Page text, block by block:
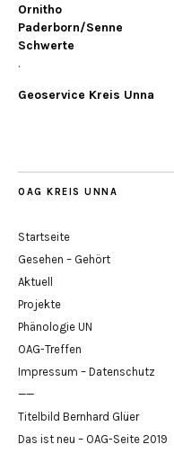
Ornitho
Paderborn/Senne
Schwerte
.
Geoservice Kreis Unna
OAG KREIS UNNA
Startseite
Gesehen – Gehört
Aktuell
Projekte
Phänologie UN
OAG-Treffen
Impressum – Datenschutz
——
Titelbild Bernhard Glüer
Das ist neu – OAG-Seite 2019